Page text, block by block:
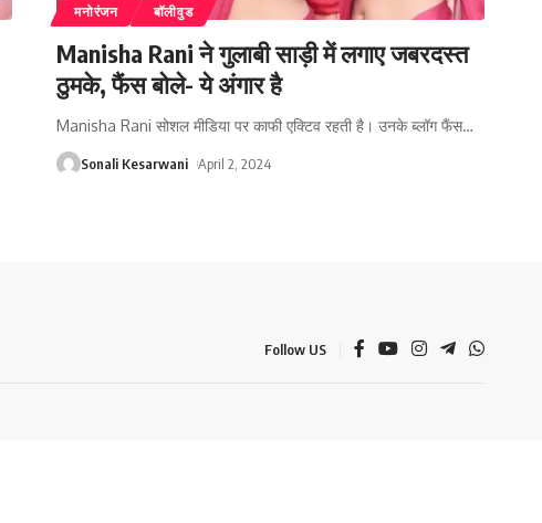
मनोरंजन बॉलीवुड
Manisha Rani ने गुलाबी साड़ी में लगाए जबरदस्त
ठुमके, फैंस बोले- ये अंगार है
Manisha Rani सोशल मीडिया पर काफी एक्टिव रहती है। उनके ब्लॉग फैंस…
Sonali Kesarwani April 2, 2024
Follow US